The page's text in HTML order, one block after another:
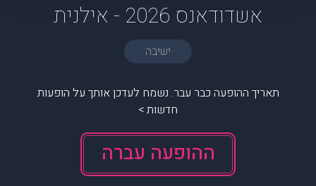
אשדודאנס 2026 - אילנית
ישיבה
תאריך ההופעה כבר עבר. נשמח לעדכן אותך על הופעות
חדשות >
ההופעה עברה